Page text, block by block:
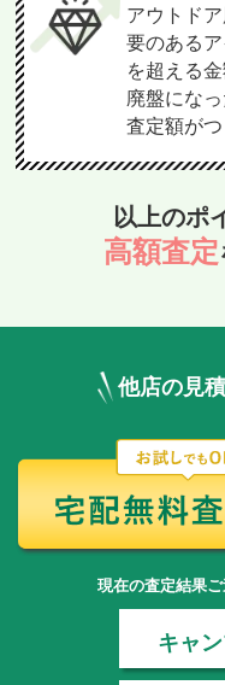
アウトド
要のある
を超える
廃盤にな
査定額がつ
以上のポ
高額査定
他店の見
現在の査定結果
キャ